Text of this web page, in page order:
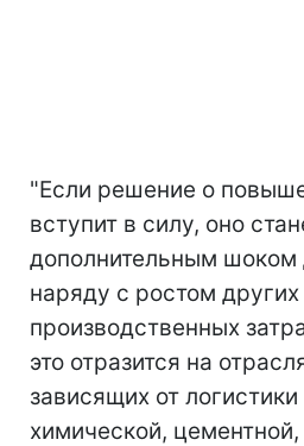
"Если решение о
вступит в силу, оно
дополнительным шоком
наряду с ростом других
производственных
это отразится на
зависящих от
химической,